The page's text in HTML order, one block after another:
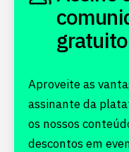
Aproveite as
assinante da
os nossos
descontos em